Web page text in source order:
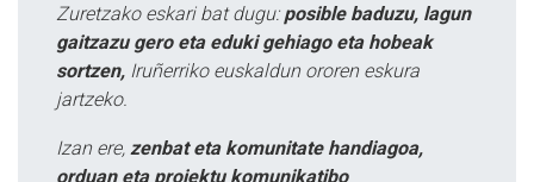
Zuretzako eskari bat dugu: posible baduzu, lagun
gaitzazu gero eta eduki gehiago eta hobeak
sortzen, Iruñerriko euskaldun ororen eskura
jartzeko.
Izan ere, zenbat eta komunitate handiagoa,
orduan eta proiektu komunikatibo